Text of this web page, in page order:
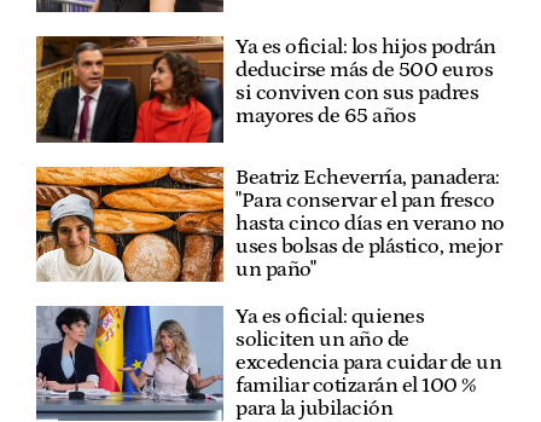
Ya es oficial: los hijos podrán
deducirse más de 500 euros
si conviven con sus padres
mayores de 65 años
Beatriz Echeverría, panadera:
"Para conservar el pan fresco
hasta cinco días en verano no
uses bolsas de plástico, mejor
un paño"
Ya es oficial: quienes
soliciten un año de
excedencia para cuidar de un
familiar cotizarán el 100 %
para la jubilación